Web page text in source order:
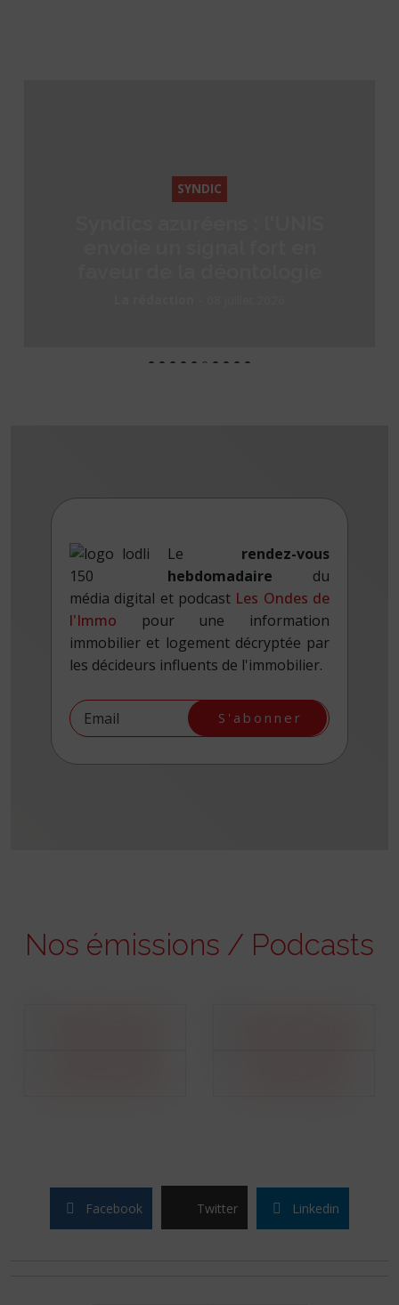
SYNDIC
Le rendez-vous
hebdomadaire du
média digital et podcast Les Ondes de
l'Immo pour une information
immobilier et logement décryptée par
les décideurs influents de l'immobilier.
S'abonner
Nos émissions / Podcasts
Facebook Twitter Linkedin